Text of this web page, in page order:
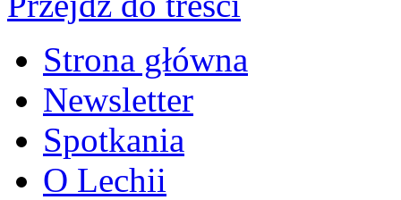
Strona główna
Newsletter
Spotkania
O Lechii